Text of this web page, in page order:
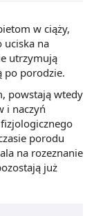
w ciąży,
uciska na
utrzymują
po porodzie.
powstają wtedy
i naczyń
porodu
na rozeznanie
już